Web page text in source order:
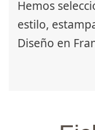
Hemos
estilo,
Diseño en